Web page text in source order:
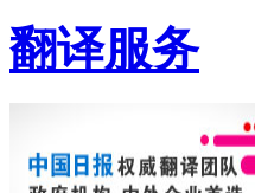
翻译服务